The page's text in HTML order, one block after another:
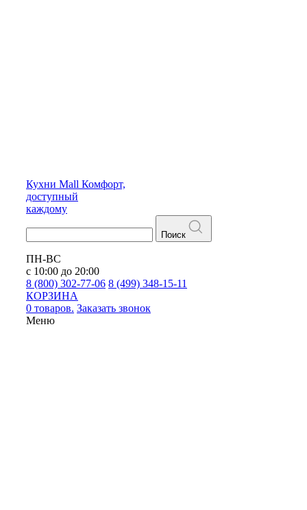
Кухни Mall Комфорт,
доступный
каждому
Поиск
ПН-ВС
с 10:00 до 20:00
8 (800) 302-77-06 8 (499) 348-15-11
КОРЗИНА
0 товаров. Заказать звонок
Меню